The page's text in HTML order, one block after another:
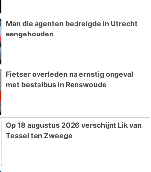
Man die agenten bedreigde in Utrecht
aangehouden
Fietser overleden na ernstig ongeval
met bestelbus in Renswoude
Op 18 augustus 2026 verschijnt Lik van
Tessel ten Zweege